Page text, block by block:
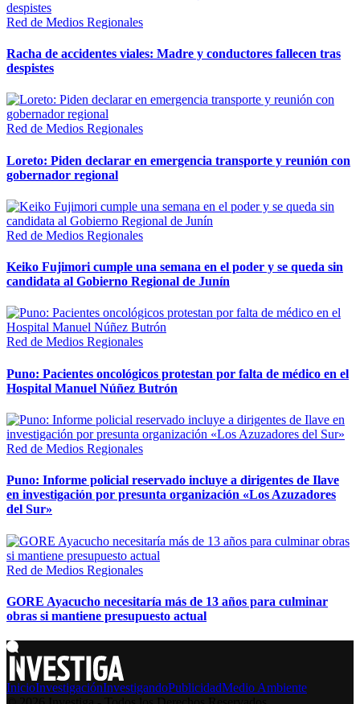
Red de Medios Regionales
Racha de accidentes viales: Madre y conductores fallecen tras
despistes
Red de Medios Regionales
Loreto: Piden declarar en emergencia transporte y reunión con
gobernador regional
Red de Medios Regionales
Keiko Fujimori cumple una semana en el poder y se queda sin
candidata al Gobierno Regional de Junín
Red de Medios Regionales
Puno: Pacientes oncológicos protestan por falta de médico en el
Hospital Manuel Núñez Butrón
Red de Medios Regionales
Puno: Informe policial reservado incluye a dirigentes de Ilave
en investigación por presunta organización «Los Azuzadores
del Sur»
Red de Medios Regionales
GORE Ayacucho necesitaría más de 13 años para culminar
obras si mantiene presupuesto actual
InicioInvestigaciónInvestigandoPublicidadMedio Ambiente